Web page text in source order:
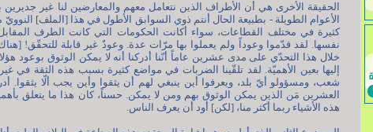
الحقيقة الأخرى هي أن الأطراف الذين نتعامل معهم والمعارضين لنا غير
الأعوام الطويلة - بطبيعة الحال أنتم ذوي السوابق الأطول في هذا [الملف]
كثيرة في مختلف القطاعات، سواء أكانت الحكومات التي كانت الطرف المقابل
نفسها. لقد قدّموا وعوداً ولم يعملوا بها مرّات عدة. وعودٌ غير قابلة للتحقّق!
خلال هذا التحدّي على مدى عشرين عاماً أنّنا أدركنا أنه لا يمكن الوثوق بوعود
إليها بعين الأهميّة. لقد تلقّينا الضربات في مواضع كثيرة بسبب هذه الثقة في
شعب، ومسؤولو أيّ بلد، ويعرفوا أين ينبغي لهم أن يثقوا وأين يجب ألّا يثقوا.
العشرين مَن الذين يمكن الوثوق بهم ومن لا يمكن. حسناً، كان هذا ما يتعلق
هذه الأشياء ربما أكثر منا، [لكن] أود أن يعرف الناس.